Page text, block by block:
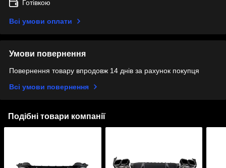
Готівкою
Всі умови оплати
Умови повернення
Повернення товару впродовж 14 днів за рахунок покупця
Всі умови повернення
Подібні товари компанії